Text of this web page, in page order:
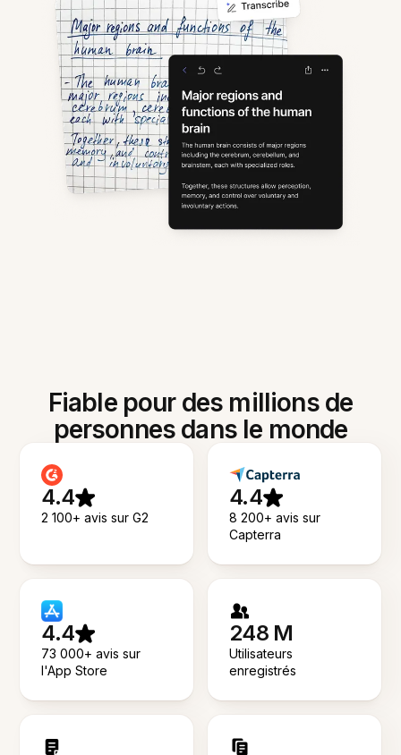
Fiable pour des millions de
personnes dans le monde
4.4
2 100+ avis sur G2
4.4
8 200+ avis sur
Capterra
4.4
73 000+ avis sur
l'App Store
248 M
Utilisateurs
enregistrés